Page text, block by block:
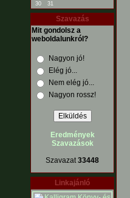
30
31
Szavazás
Mit gondolsz a
weboldalunkról?
Nagyon jó!
Elég jó...
Nem elég jó...
Nagyon rossz!
Eredmények
Szavazások
Szavazat33448
Linkajánló